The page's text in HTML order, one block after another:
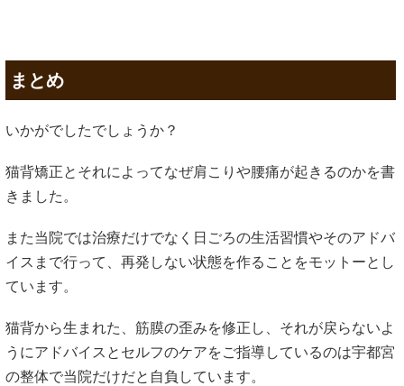
まとめ
いかがでしたでしょうか？
猫背矯正とそれによってなぜ肩こりや腰痛が起きるのかを書
きました。
また当院では治療だけでなく日ごろの生活習慣やそのアドバ
イスまで行って、再発しない状態を作ることをモットーとし
ています。
猫背から生まれた、筋膜の歪みを修正し、それが戻らないよ
うにアドバイスとセルフのケアをご指導しているのは宇都宮
の整体で当院だけだと自負しています。